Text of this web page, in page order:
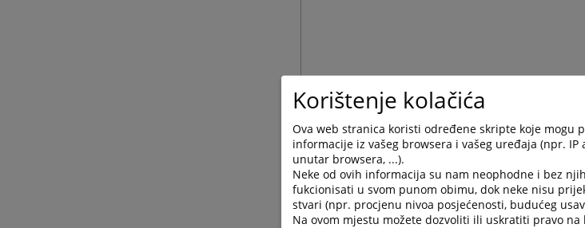
Korištenje kolačića
Ova web stranica koristi određene skripte koje mogu
informacije iz vašeg browsera i vašeg uređaja (npr.
unutar browsera, ...).
Neke od ovih informacija su nam neophodne i bez
fukcionisati u svom punom obimu, dok neke nisu
stvari (npr. procjenu nivoa posjećenosti, budućeg
Na ovom mjestu možete dozvoliti ili uskratiti pravo